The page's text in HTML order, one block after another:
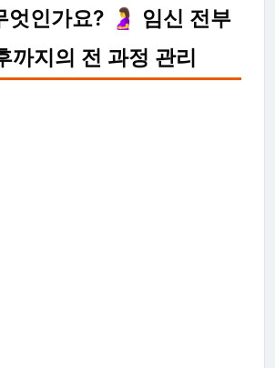
엇인가요? 🤰 임신 전부
까지의 전 과정 관리